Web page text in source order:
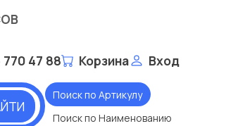
770 47 88 Корзина Вход
Поиск по Артикулу
Поиск по Наименованию